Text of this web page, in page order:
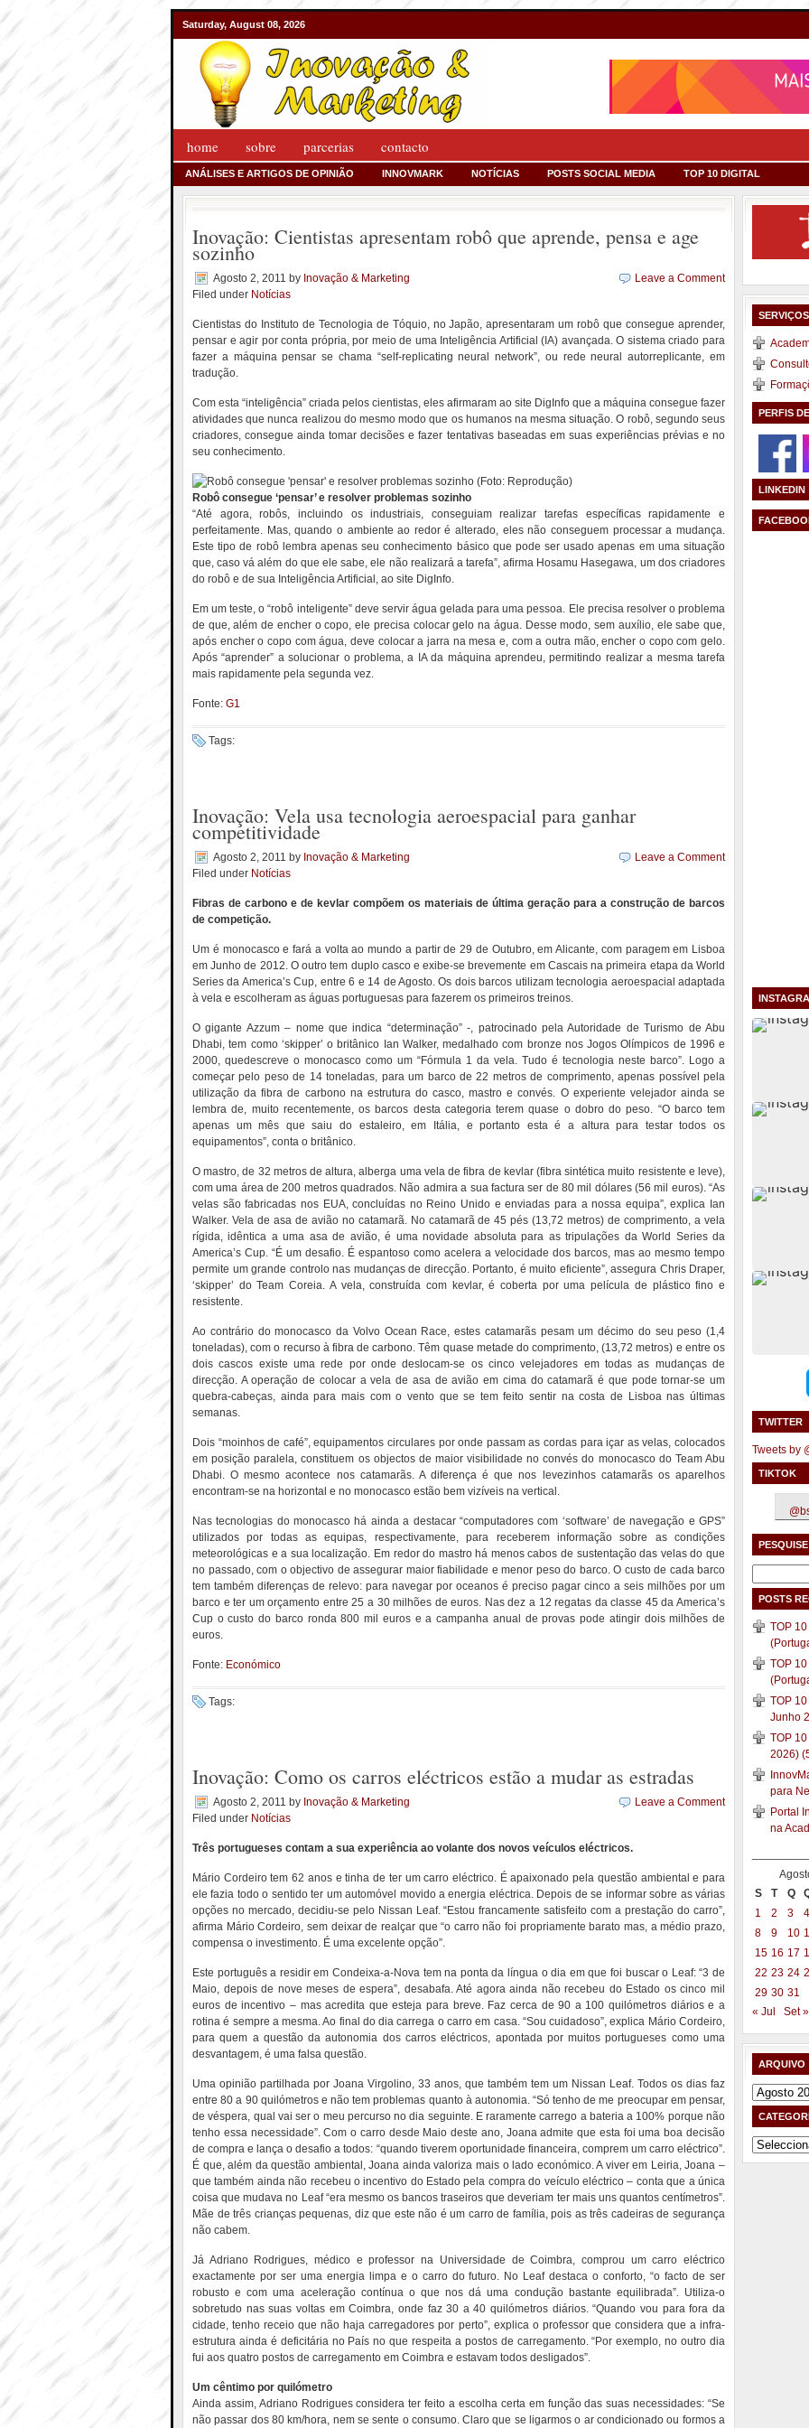
Saturday, August 08, 2026
home sobre parcerias contacto
ANÁLISES E ARTIGOS DE OPINIÃO INNOVMARK NOTÍCIAS POSTS SOCIAL MEDIA TOP 10 DIGITAL
Inovação: Cientistas apresentam robô que aprende, pensa e age
sozinho
Agosto 2, 2011 by Inovação & Marketing
Filed under Notícias
Leave a Comment
Cientistas do Instituto de Tecnologia de Tóquio, no Japão, apresentaram um robô que consegue aprender,
pensar e agir por conta própria, por meio de uma Inteligência Artificial (IA) avançada. O sistema criado para
fazer a máquina pensar se chama “self-replicating neural network”, ou rede neural autorreplicante, em
tradução.
Com esta “inteligência” criada pelos cientistas, eles afirmaram ao site DigInfo que a máquina consegue fazer
atividades que nunca realizou do mesmo modo que os humanos na mesma situação. O robô, segundo seus
criadores, consegue ainda tomar decisões e fazer tentativas baseadas em suas experiências prévias e no
seu conhecimento.
Robô consegue ‘pensar’ e resolver problemas sozinho
“Até agora, robôs, incluindo os industriais, conseguiam realizar tarefas específicas rapidamente e
perfeitamente. Mas, quando o ambiente ao redor é alterado, eles não conseguem processar a mudança.
Este tipo de robô lembra apenas seu conhecimento básico que pode ser usado apenas em uma situação
que, caso vá além do que ele sabe, ele não realizará a tarefa”, afirma Hosamu Hasegawa, um dos criadores
do robô e de sua Inteligência Artificial, ao site DigInfo.
Em um teste, o “robô inteligente” deve servir água gelada para uma pessoa. Ele precisa resolver o problema
de que, além de encher o copo, ele precisa colocar gelo na água. Desse modo, sem auxílio, ele sabe que,
após encher o copo com água, deve colocar a jarra na mesa e, com a outra mão, encher o copo com gelo.
Após “aprender” a solucionar o problema, a IA da máquina aprendeu, permitindo realizar a mesma tarefa
mais rapidamente pela segunda vez.
Fonte: G1
Tags:
Inovação: Vela usa tecnologia aeroespacial para ganhar
competitividade
Agosto 2, 2011 by Inovação & Marketing
Filed under Notícias
Leave a Comment
Fibras de carbono e de kevlar compõem os materiais de última geração para a construção de barcos
de competição.
Um é monocasco e fará a volta ao mundo a partir de 29 de Outubro, em Alicante, com paragem em Lisboa
em Junho de 2012. O outro tem duplo casco e exibe-se brevemente em Cascais na primeira etapa da World
Series da America’s Cup, entre 6 e 14 de Agosto. Os dois barcos utilizam tecnologia aeroespacial adaptada
à vela e escolheram as águas portuguesas para fazerem os primeiros treinos.
O gigante Azzum – nome que indica “determinação” -, patrocinado pela Autoridade de Turismo de Abu
Dhabi, tem como ‘skipper’ o britânico Ian Walker, medalhado com bronze nos Jogos Olímpicos de 1996 e
2000, quedescreve o monocasco como um “Fórmula 1 da vela. Tudo é tecnologia neste barco”. Logo a
começar pelo peso de 14 toneladas, para um barco de 22 metros de comprimento, apenas possível pela
utilização da fibra de carbono na estrutura do casco, mastro e convés. O experiente velejador ainda se
lembra de, muito recentemente, os barcos desta categoria terem quase o dobro do peso. “O barco tem
apenas um mês que saiu do estaleiro, em Itália, e portanto esta é a altura para testar todos os
equipamentos”, conta o britânico.
O mastro, de 32 metros de altura, alberga uma vela de fibra de kevlar (fibra sintética muito resistente e leve),
com uma área de 200 metros quadrados. Não admira a sua factura ser de 80 mil dólares (56 mil euros). “As
velas são fabricadas nos EUA, concluídas no Reino Unido e enviadas para a nossa equipa”, explica Ian
Walker. Vela de asa de avião no catamarã. No catamarã de 45 pés (13,72 metros) de comprimento, a vela
rígida, idêntica a uma asa de avião, é uma novidade absoluta para as tripulações da World Series da
America’s Cup. “É um desafio. É espantoso como acelera a velocidade dos barcos, mas ao mesmo tempo
permite um grande controlo nas mudanças de direcção. Portanto, é muito eficiente”, assegura Chris Draper,
‘skipper’ do Team Coreia. A vela, construída com kevlar, é coberta por uma película de plástico fino e
resistente.
Ao contrário do monocasco da Volvo Ocean Race, estes catamarãs pesam um décimo do seu peso (1,4
toneladas), com o recurso à fibra de carbono. Têm quase metade do comprimento, (13,72 metros) e entre os
dois cascos existe uma rede por onde deslocam-se os cinco velejadores em todas as mudanças de
direcção. A operação de colocar a vela de asa de avião em cima do catamarã é que pode tornar-se um
quebra-cabeças, ainda para mais com o vento que se tem feito sentir na costa de Lisboa nas últimas
semanas.
Dois “moinhos de café”, equipamentos circulares por onde passam as cordas para içar as velas, colocados
em posição paralela, constituem os objectos de maior visibilidade no convés do monocasco do Team Abu
Dhabi. O mesmo acontece nos catamarãs. A diferença é que nos levezinhos catamarãs os aparelhos
encontram-se na horizontal e no monocasco estão bem vizíveis na vertical.
Nas tecnologias do monocasco há ainda a destacar “computadores com ‘software’ de navegação e GPS”
utilizados por todas as equipas, respectivamente, para receberem informação sobre as condições
meteorológicas e a sua localização. Em redor do mastro há menos cabos de sustentação das velas do que
no passado, com o objectivo de assegurar maior fiabilidade e menor peso do barco. O custo de cada barco
tem também diferenças de relevo: para navegar por oceanos é preciso pagar cinco a seis milhões por um
barco e ter um orçamento entre 25 a 30 milhões de euros. Nas dez a 12 regatas da classe 45 da America’s
Cup o custo do barco ronda 800 mil euros e a campanha anual de provas pode atingir dois milhões de
euros.
Fonte: Económico
Tags:
Inovação: Como os carros eléctricos estão a mudar as estradas
Agosto 2, 2011 by Inovação & Marketing
Filed under Notícias
Leave a Comment
Três portugueses contam a sua experiência ao volante dos novos veículos eléctricos.
Mário Cordeiro tem 62 anos e tinha de ter um carro eléctrico. É apaixonado pela questão ambiental e para
ele fazia todo o sentido ter um automóvel movido a energia eléctrica. Depois de se informar sobre as várias
opções no mercado, decidiu-se pelo Nissan Leaf. “Estou francamente satisfeito com a prestação do carro”,
afirma Mário Cordeiro, sem deixar de realçar que “o carro não foi propriamente barato mas, a médio prazo,
compensa o investimento. É uma excelente opção”.
Este português a residir em Condeixa-a-Nova tem na ponta da língua o dia em que foi buscar o Leaf: “3 de
Maio, depois de nove meses de espera”, desabafa. Até agora ainda não recebeu do Estado os cinco mil
euros de incentivo – mas acredita que esteja para breve. Faz cerca de 90 a 100 quilómetros diários e a
rotina é sempre a mesma. Ao final do dia carrega o carro em casa. “Sou cuidadoso”, explica Mário Cordeiro,
para quem a questão da autonomia dos carros eléctricos, apontada por muitos portugueses como uma
desvantagem, é uma falsa questão.
Uma opinião partilhada por Joana Virgolino, 33 anos, que também tem um Nissan Leaf. Todos os dias faz
entre 80 a 90 quilómetros e não tem problemas quanto à autonomia. “Só tenho de me preocupar em pensar,
de véspera, qual vai ser o meu percurso no dia seguinte. E raramente carrego a bateria a 100% porque não
tenho essa necessidade”. Com o carro desde Maio deste ano, Joana admite que esta foi uma boa decisão
de compra e lança o desafio a todos: “quando tiverem oportunidade financeira, comprem um carro eléctrico”.
É que, além da questão ambiental, Joana ainda valoriza mais o lado económico. A viver em Leiria, Joana –
que também ainda não recebeu o incentivo do Estado pela compra do veículo eléctrico – conta que a única
coisa que mudava no Leaf “era mesmo os bancos traseiros que deveriam ter mais uns quantos centímetros”.
Mãe de três crianças pequenas, diz que este não é um carro de família, pois as três cadeiras de segurança
não cabem.
Já Adriano Rodrigues, médico e professor na Universidade de Coimbra, comprou um carro eléctrico
exactamente por ser uma energia limpa e o carro do futuro. No Leaf destaca o conforto, “o facto de ser
robusto e com uma aceleração contínua o que nos dá uma condução bastante equilibrada”. Utiliza-o
sobretudo nas suas voltas em Coimbra, onde faz 30 a 40 quilómetros diários. “Quando vou para fora da
cidade, tenho receio que não haja carregadores por perto”, explica o professor que considera que a infra-
estrutura ainda é deficitária no País no que respeita a postos de carregamento. “Por exemplo, no outro dia
fui aos quatro postos de carregamento em Coimbra e estavam todos desligados”.
Um cêntimo por quilómetro
Ainda assim, Adriano Rodrigues considera ter feito a escolha certa em função das suas necessidades: “Se
não passar dos 80 km/hora, nem se sente o consumo. Claro que se ligarmos o ar condicionado ou formos a
PERFIS
LINKEDIN
TWITTER
Tweets by
TIKTOK
por:
POSTS
TOP
TOP
TOP
Junho
TOP
2026)
para
Portal
na
S
T Q
1
2 3
4
8
9 10
15 16 17
22 23 24
29 30 31
« Jul
Set »
ARQUIVO
Arquivo
Categorias